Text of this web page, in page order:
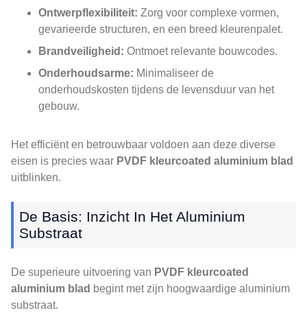
Ontwerpflexibiliteit: Zorg voor complexe vormen,
gevarieerde structuren, en een breed kleurenpalet.
Brandveiligheid: Ontmoet relevante bouwcodes.
Onderhoudsarme: Minimaliseer de
onderhoudskosten tijdens de levensduur van het
gebouw.
Het efficiënt en betrouwbaar voldoen aan deze diverse
eisen is precies waar PVDF kleurcoated aluminium blad
uitblinken.
De Basis: Inzicht In Het Aluminium
Substraat
De superieure uitvoering van PVDF kleurcoated
aluminium blad begint met zijn hoogwaardige aluminium
substraat.